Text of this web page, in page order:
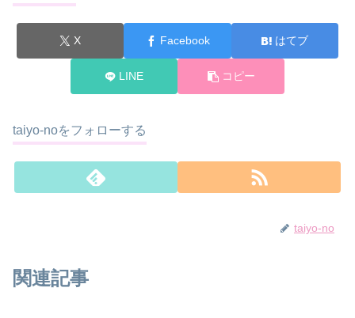
X Facebook はてブ
LINE コピー
taiyo-noをフォローする
taiyo-no
関連記事